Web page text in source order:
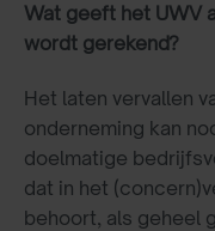
Wat geeft het UWV
wordt gerekend?
Het laten vervallen
onderneming kan
doelmatige
dat in het
behoort, als geheel